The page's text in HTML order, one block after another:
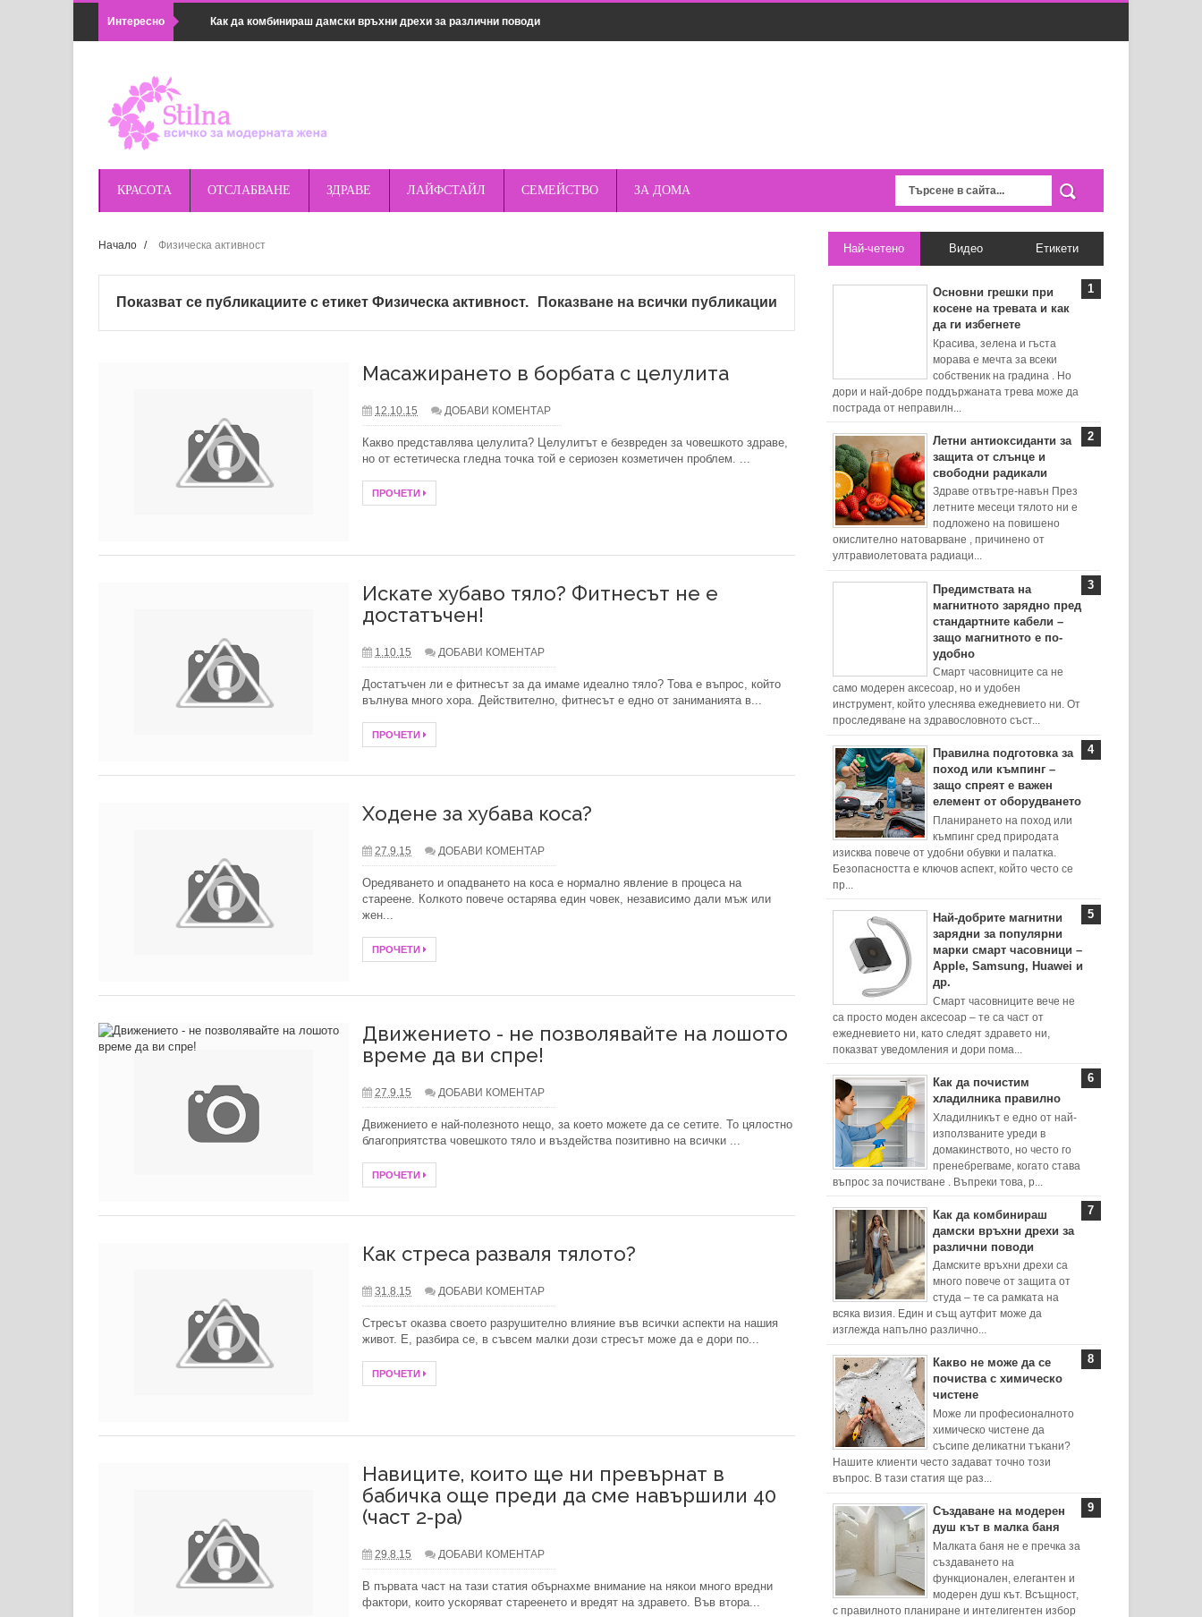
Интересно Как да комбинираш дамски връхни дрехи за различни поводи
Правилна подготовка за поход или къмпинг – защо спреят е важен елемент от
оборудването
Най-добрите магнитни зарядни за популярни марки смарт часовници – Apple, Samsung,
Huawei и др.
Защо е важно да се доверите на опитни специалисти при избора на дентално лечение?
Модни тенденции при бижутата от сребро през тази година
Технологии в борбата с комарите: Иновации в дизайна на комарниците
Какво се слага в бебешка количка - 10 задължителни аксесоара
Необходима ли е зарядна станция за електромобил за дома и как да изберем
подходящата?
Ефективна орална хигиена с натурални продукти от БАН
Матраци за активно възстановяване на тялото
Дамският парфюм като част от личната елегантност
Популярни методи в семейната консултация
Какво не може да се почиства с химическо чистене
КРАСОТА ОТСЛАБВАНЕ ЗДРАВЕ ЛАЙФСТАЙЛ СЕМЕЙСТВО ЗА ДОМА
Начало / Физическа активност
Показват се публикациите с етикет Физическа активност. Показване на всички публикации
Масажирането в борбата с целулита
12.10.15 ДОБАВИ КОМЕНТАР
Какво представлява целулита? Целулитът е безвреден за човешкото здраве,
но от естетическа гледна точка той е сериозен козметичен проблем. ...
ПРОЧЕТИ
Искате хубаво тяло? Фитнесът не е
достатъчен!
1.10.15 ДОБАВИ КОМЕНТАР
Достатъчен ли е фитнесът за да имаме идеално тяло? Това е въпрос, който
вълнува много хора. Действително, фитнесът е едно от заниманията в...
ПРОЧЕТИ
Ходене за хубава коса?
27.9.15 ДОБАВИ КОМЕНТАР
Оредяването и опадването на коса е нормално явление в процеса на
стареене. Колкото повече остарява един човек, независимо дали мъж или
жен...
ПРОЧЕТИ
Движението - не позволявайте на лошото
време да ви спре!
27.9.15 ДОБАВИ КОМЕНТАР
Движението е най-полезното нещо, за което можете да се сетите. То цялостно
благоприятства човешкото тяло и въздейства позитивно на всички ...
ПРОЧЕТИ
Как стреса разваля тялото?
31.8.15 ДОБАВИ КОМЕНТАР
Стресът оказва своето разрушително влияние във всички аспекти на нашия
живот. Е, разбира се, в съвсем малки дози стресът може да е дори по...
ПРОЧЕТИ
Навиците, които ще ни превърнат в
бабичка още преди да сме навършили 40
(част 2-ра)
29.8.15 ДОБАВИ КОМЕНТАР
В първата част на тази статия обърнахме внимание на някои много вредни
фактори, които ускоряват стареенето и вредят на здравето. Във втора...
Най-четено Видео Етикети
Основни грешки при
косене на тревата и как
да ги избегнете
Красива, зелена и гъста
морава е мечта за всеки
собственик на градина . Но
дори и най-добре поддържаната трева може да
пострада от неправилн...
Летни антиоксиданти за
защита от слънце и
свободни радикали
Здраве отвътре-навън През
летните месеци тялото ни е
подложено на повишено
окислително натоварване , причинено от
ултравиолетовата радиаци...
Предимствата на
магнитното зарядно пред
стандартните кабели –
защо магнитното е по-
удобно
Смарт часовниците са не
само модерен аксесоар, но и удобен
инструмент, който улеснява ежедневието ни. От
проследяване на здравословното съст...
Правилна подготовка за
поход или къмпинг –
защо спреят е важен
елемент от оборудването
Планирането на поход или
къмпинг сред природата
изисква повече от удобни обувки и палатка.
Безопасността е ключов аспект, който често се
пр...
Най-добрите магнитни
зарядни за популярни
марки смарт часовници –
Apple, Samsung, Huawei и
др.
Смарт часовниците вече не
са просто моден аксесоар – те са част от
ежедневието ни, като следят здравето ни,
показват уведомления и дори пома...
Как да почистим
хладилника правилно
Хладилникът е едно от най-
използваните уреди в
домакинството, но често го
пренебрегваме, когато става
въпрос за почистване . Въпреки това, р...
Как да комбинираш
дамски връхни дрехи за
различни поводи
Дамските връхни дрехи са
много повече от защита от
студа – те са рамката на
всяка визия. Един и същ аутфит може да
изглежда напълно различно...
Какво не може да се
почиства с химическо
чистене
Може ли професионалното
химическо чистене да
съсипе деликатни тъкани?
Нашите клиенти често задават точно този
въпрос. В тази статия ще раз...
Създаване на модерен
душ кът в малка баня
Малката баня не е пречка за
създаването на
функционален, елегантен и
модерен душ кът. Всъщност,
с правилното планиране и интелигентен избор